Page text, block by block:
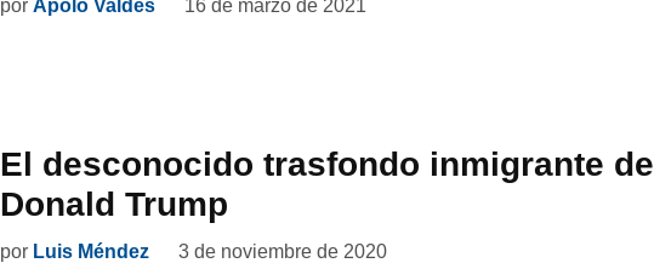
por Apolo Valdés 16 de marzo de 2021
El desconocido trasfondo inmigrante de
Donald Trump
por Luis Méndez 3 de noviembre de 2020